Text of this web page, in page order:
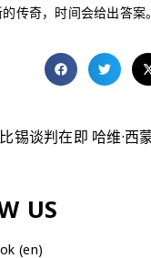
传奇，时间会给出答案。
US
(en)